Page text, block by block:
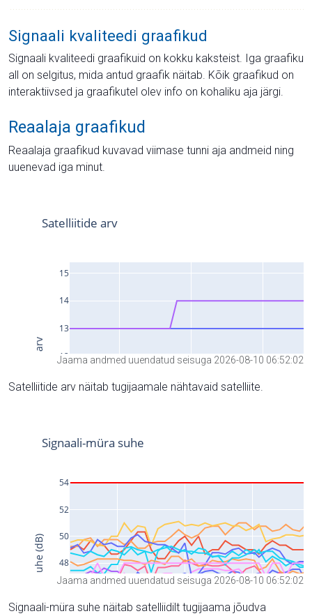
Signaali kvaliteedi graafikud
Signaali kvaliteedi graafikuid on kokku kaksteist. Iga graafiku
all on selgitus, mida antud graafik näitab. Kõik graafikud on
interaktiivsed ja graafikutel olev info on kohaliku aja järgi.
Reaalaja graafikud
Reaalaja graafikud kuvavad viimase tunni aja andmeid ning
uuenevad iga minut.
Jaama andmed uuendatud seisuga 2026-08-10 06:52:02
Satelliitide arv näitab tugijaamale nähtavaid satelliite.
Jaama andmed uuendatud seisuga 2026-08-10 06:52:02
Signaali-müra suhe näitab satelliidilt tugijaama jõudva